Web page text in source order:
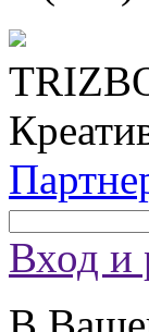
Вход и